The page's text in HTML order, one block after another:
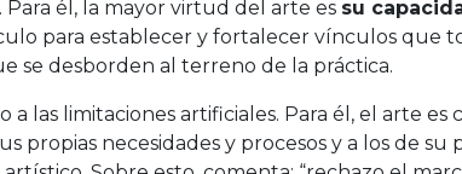
él, la mayor virtud del arte es su
para establecer y fortalecer vínculos que
se desborden al terreno de la práctica.
las limitaciones artificiales. Para él, el arte es
propias necesidades y procesos y a los de su